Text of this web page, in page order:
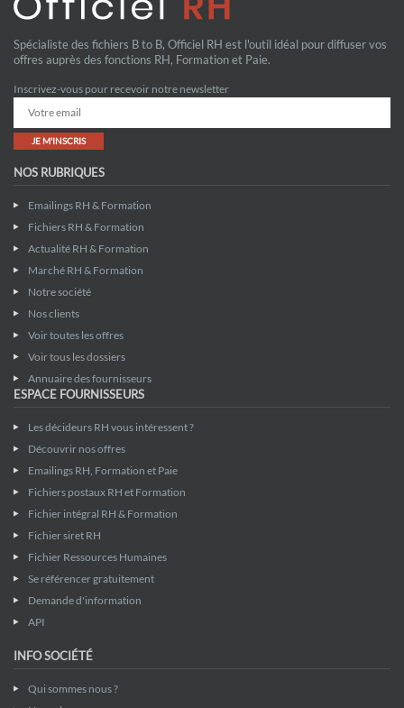
Spécialiste des fichiers B to B, Officiel RH est l'outil idéal pour diffuser vos
offres auprès des fonctions RH, Formation et Paie.
Inscrivez-vous pour recevoir notre newsletter
JE M'INSCRIS
NOS RUBRIQUES
Emailings RH & Formation
Fichiers RH & Formation
Actualité RH & Formation
Marché RH & Formation
Notre société
Nos clients
Voir toutes les offres
Voir tous les dossiers
Annuaire des fournisseurs
ESPACE FOURNISSEURS
Les décideurs RH vous intéressent ?
Découvrir nos offres
Emailings RH, Formation et Paie
Fichiers postaux RH et Formation
Fichier intégral RH & Formation
Fichier siret RH
Fichier Ressources Humaines
Se référencer gratuitement
Demande d'information
API
INFO SOCIÉTÉ
Qui sommes nous ?